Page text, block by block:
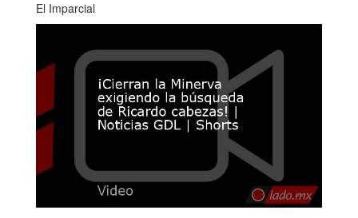
El Imparcial